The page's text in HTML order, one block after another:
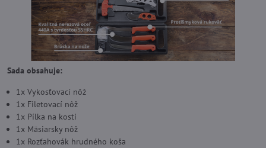
Sada obsahuje:
1x Vykosťovací nôž
1x Filetovací nôž
1x Pílka na kosti
1x Mäsiarsky nôž
1x Rozťahovák hrudného koša